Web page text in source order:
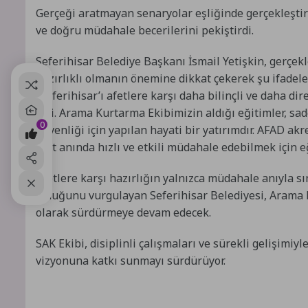
Gerçeği aratmayan senaryolar eşliğinde
ve doğru müdahale becerilerini pekiştirdi.
Seferihisar Belediye Başkanı İsmail Yetişkin,
hazırlıklı olmanın önemine dikkat çekerek şu
“Seferihisar’ı afetlere karşı daha bilinçli ve daha
biri. Arama Kurtarma Ekibimizin aldığı eğitimler,
güvenliği için yapılan hayati bir yatırımdır. AFAD
afet anında hızlı ve etkili müdahale edebilmek için
Afetlere karşı hazırlığın yalnızca müdahale anıyla
olduğunu vurgulayan Seferihisar Belediyesi,
olarak sürdürmeye devam edecek.
SAK Ekibi, disiplinli çalışmaları ve sürekli
vizyonuna katkı sunmayı sürdürüyor.
0